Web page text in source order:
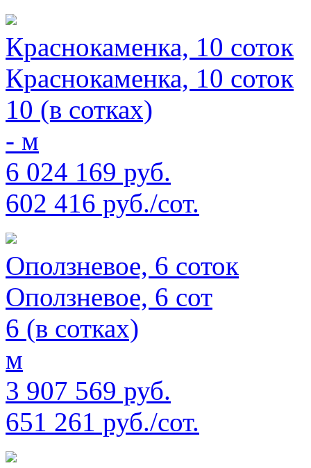
Краснокаменка, 10 соток
Краснокаменка, 10 соток
10 (в сотках)
- м
6 024 169 руб.
602 416 руб./сот.
Оползневое, 6 соток
Оползневое, 6 сот
6 (в сотках)
м
3 907 569 руб.
651 261 руб./сот.